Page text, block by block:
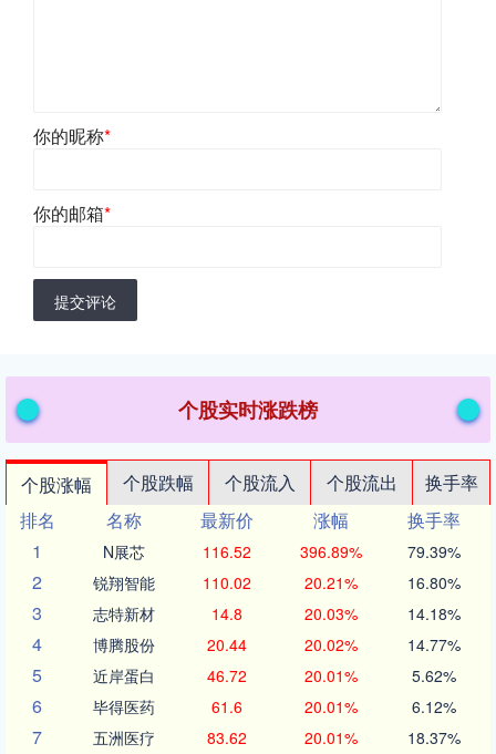
你的昵称*
你的邮箱*
提交评论
个股实时涨跌榜
个股涨幅 个股跌幅 个股流入 个股流出
换手率
排名
名称 最新价 涨幅
换手率
1
N展芯 116.52 396.89% 79.39%
2 锐翔智能 110.02 20.21% 16.80%
3 志特新材 14.8 20.03% 14.18%
4 博腾股份 20.44 20.02% 14.77%
5 近岸蛋白 46.72 20.01% 5.62%
6 毕得医药 61.6 20.01% 6.12%
7 五洲医疗 83.62 20.01% 18.37%